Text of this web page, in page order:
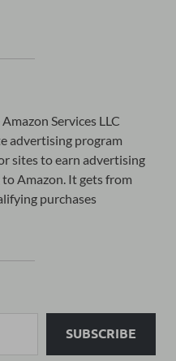
Services LLC
advertising program
sites to earn advertising
Amazon. It gets from
purchases
SUBSCRIBE